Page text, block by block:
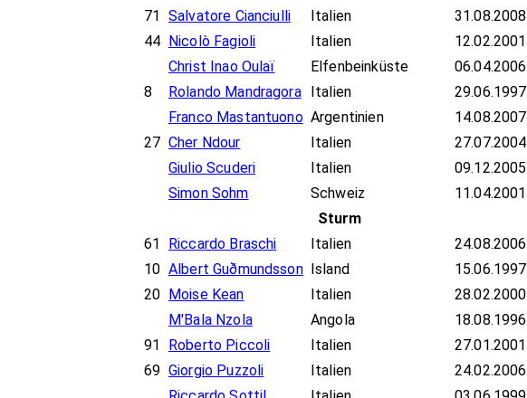
71 Salvatore Cianciulli Italien
31.08.2008
44 Nicolò Fagioli Italien
12.02.2001
Christ Inao Oulaï
Elfenbeinküste
06.04.2006
8
Rolando Mandragora Italien
29.06.1997
Franco Mastantuono Argentinien
14.08.2007
27 Cher Ndour Italien
27.07.2004
Giulio Scuderi
Italien
09.12.2005
Simon Sohm
Schweiz
11.04.2001
Sturm
61
Riccardo Braschi Italien
24.08.2006
10 Albert Guðmundsson Island
15.06.1997
20 Moise Kean Italien
28.02.2000
M'Bala Nzola
Angola
18.08.1996
91
Roberto Piccoli Italien
27.01.2001
69 Giorgio Puzzoli Italien
24.02.2006